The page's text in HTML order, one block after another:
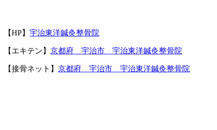
【HP】 宇治東洋鍼灸整骨院
【エキテン】 京都府 宇治市 宇治東洋鍼灸整骨院
【接骨ネット】 京都府 宇治市 宇治東洋鍼灸整骨院